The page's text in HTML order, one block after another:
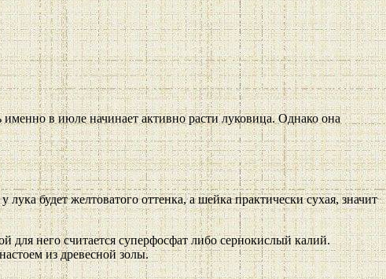
в июле начинает активно расти луковица. Однако она
будет желтоватого оттенка, а шейка практически сухая, значит
него считается суперфосфат либо сернокислый калий.
из древесной золы.